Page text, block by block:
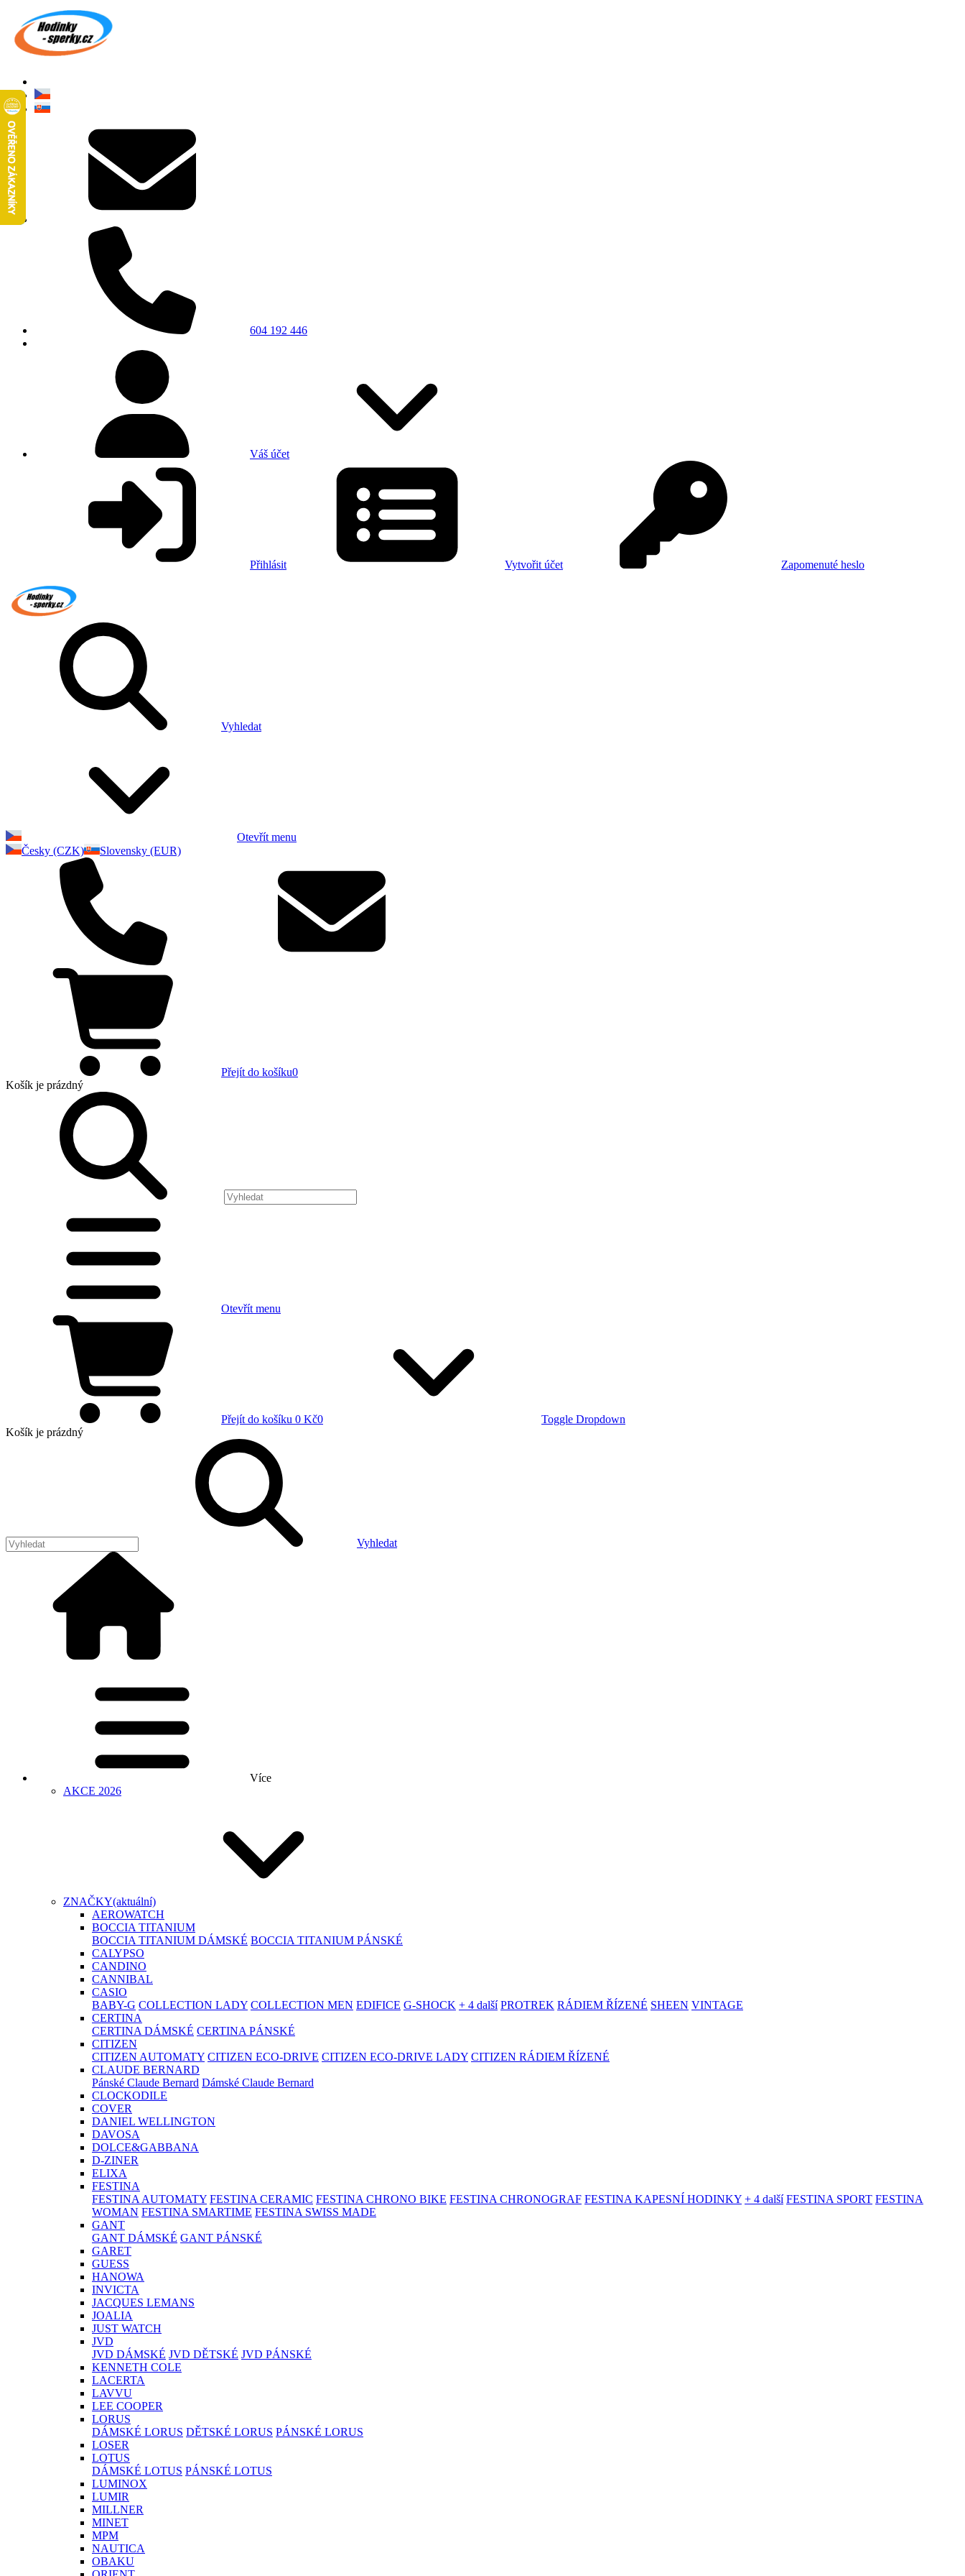
604 192 446
Váš účet
Přihlásit Vytvořit účet Zapomenuté heslo
Vyhledat
Otevřít menu
Česky (CZK)
Slovensky (EUR)
Přejít do košíku0
Košík je prázdný
Otevřít menu
Přejít do košíku 0 Kč0
Toggle Dropdown
Košík je prázdný
Vyhledat
Více
AKCE 2026
ZNAČKY(aktuální)
AEROWATCH
BOCCIA TITANIUM
BOCCIA TITANIUM DÁMSKÉ BOCCIA TITANIUM PÁNSKÉ
CALYPSO
CANDINO
CANNIBAL
CASIO
BABY-G COLLECTION LADY COLLECTION MEN EDIFICE G-SHOCK + 4 další PROTREK RÁDIEM ŘÍZENÉ SHEEN VINTAGE
CERTINA
CERTINA DÁMSKÉ CERTINA PÁNSKÉ
CITIZEN
CITIZEN AUTOMATY CITIZEN ECO-DRIVE CITIZEN ECO-DRIVE LADY CITIZEN RÁDIEM ŘÍZENÉ
CLAUDE BERNARD
Pánské Claude Bernard Dámské Claude Bernard
CLOCKODILE
COVER
DANIEL WELLINGTON
DAVOSA
DOLCE&GABBANA
D-ZINER
ELIXA
FESTINA
FESTINA AUTOMATY FESTINA CERAMIC FESTINA CHRONO BIKE FESTINA CHRONOGRAF FESTINA KAPESNÍ HODINKY + 4 další FESTINA SPORT FESTINA
WOMAN FESTINA SMARTIME FESTINA SWISS MADE
GANT
GANT DÁMSKÉ GANT PÁNSKÉ
GARET
GUESS
HANOWA
INVICTA
JACQUES LEMANS
JOALIA
JUST WATCH
JVD
JVD DÁMSKÉ JVD DĚTSKÉ JVD PÁNSKÉ
KENNETH COLE
LACERTA
LAVVU
LEE COOPER
LORUS
DÁMSKÉ LORUS DĚTSKÉ LORUS PÁNSKÉ LORUS
LOSER
LOTUS
DÁMSKÉ LOTUS PÁNSKÉ LOTUS
LUMINOX
LUMIR
MILLNER
MINET
MPM
NAUTICA
OBAKU